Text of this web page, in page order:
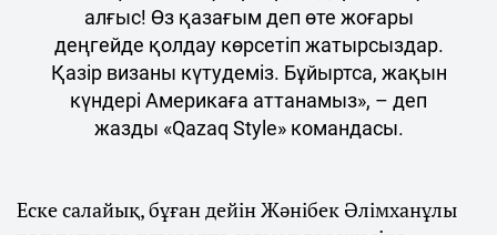
алғыс! Өз қазағым деп өте жоғары
деңгейде қолдау көрсетіп жатырсыздар.
Қазір визаны күтудеміз. Бұйыртса, жақын
күндері Америкаға аттанамыз», – деп
жазды «Qazaq Style» командасы.
Еске салайық, бұған дейін Жәнібек Әлімханұлы